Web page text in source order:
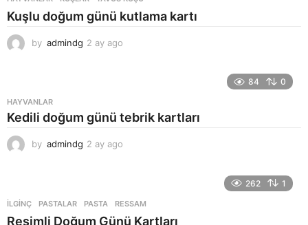
Kuşlu doğum günü kutlama kartı
by admindg 2 ay ago
84 0
HAYVANLAR
Kedili doğum günü tebrik kartları
by admindg 2 ay ago
o
262 1
İLGINÇ ,PASTALAR PASTA ,RESSAM
Resimli Doğum Günü Kartları